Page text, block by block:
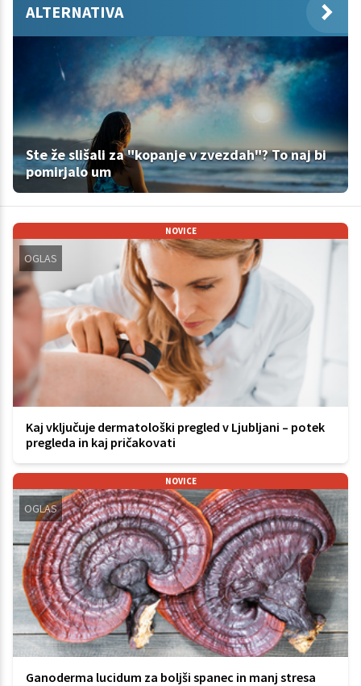
ALTERNATIVA
Ste že slišali za "kopanje v zvezdah"? To naj bi
pomirjalo um
NOVICE
OGLAS
Kaj vključuje dermatološki pregled v Ljubljani – potek
pregleda in kaj pričakovati
NOVICE
OGLAS
Ganoderma lucidum za boljši spanec in manj stresa